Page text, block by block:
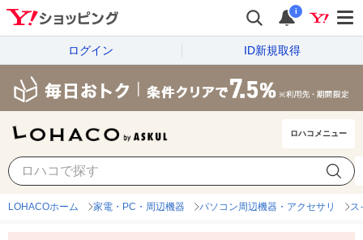
i
ログイン ID新規取得
ロハコメニュー
LOHACOホーム 家電・PC・周辺機器 パソコン周辺機器・アクセサリ ス